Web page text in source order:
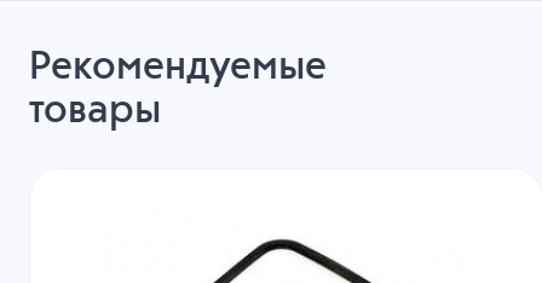
Рекомендуемые
товары